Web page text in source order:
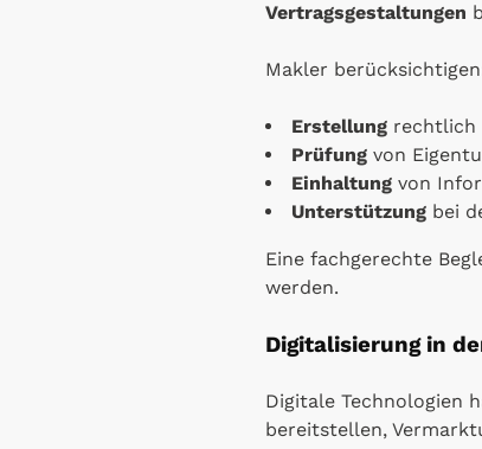
Vertragsgestaltungen
Makler
Erstellung rechtlich
Prüfung von
Einhaltung von
Unterstützung bei
Eine fachgerechte
werden.
Digitalisierung in
Digitale Technologien
bereitstellen,